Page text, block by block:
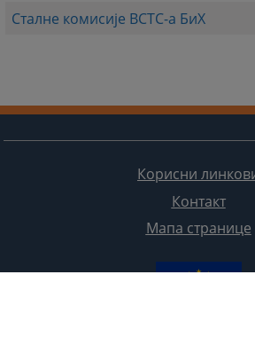
Сталне комисије ВСТС-а БиХ
Корисни
Контакт
Мапа странице